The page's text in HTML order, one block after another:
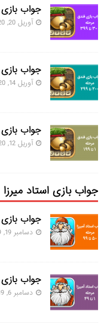
جواب بازی
آوریل 20, 2020
جواب بازی
آوریل 14, 2020
جواب بازی
آوریل 12, 2020
جواب بازی استاد میرزا
جواب بازی
دسامبر 19, 2019
جواب بازی
دسامبر 6, 2019